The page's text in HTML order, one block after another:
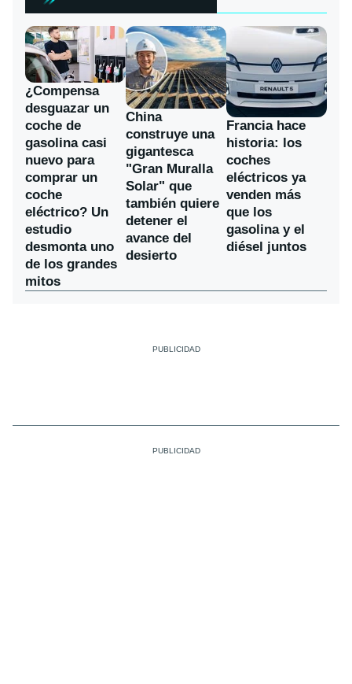
¿Compensa
desguazar un
coche de
gasolina casi
nuevo para
comprar un
coche
eléctrico? Un
estudio
desmonta uno
de los grandes
mitos
China
construye una
gigantesca
"Gran Muralla
Solar" que
también quiere
detener el
avance del
desierto
Francia hace
historia: los
coches
eléctricos ya
venden más
que los
gasolina y el
diésel juntos